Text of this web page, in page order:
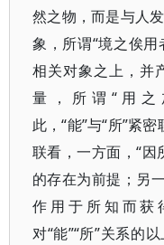
然之物，而是与人
象，所谓“境之俟用
相关对象之上，并
量，所谓“用
此，“能”与“所”紧
联看，一方面，“因
的存在为前提；另
作用于所知而获
对“能”“所”关系的